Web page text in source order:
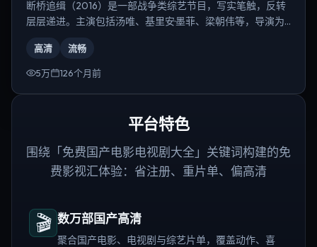
断桥追缉（2016）是一部战争类综艺节目，写实笔触，反转
层层递进。主演包括汤唯、基里安·墨菲、梁朝伟等，导演为
高清 流畅
5万 126个月前
平台特色
围绕「免费国产电影电视剧大全」关键词构建的免
费影视汇体验：省注册、重片单、偏高清
🎬 数万部国产高清
聚合国产电影、电视剧与综艺片单，覆盖动作、喜